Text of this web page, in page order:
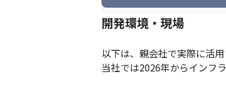
開発環境・現場
以下は、親会社で実際に活
当社では2026年からインフ